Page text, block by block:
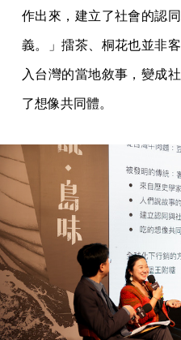
作出來，建立了社會的認
義。」擂茶、桐花也並非
入台灣的當地敘事，變成
了想像共同體。